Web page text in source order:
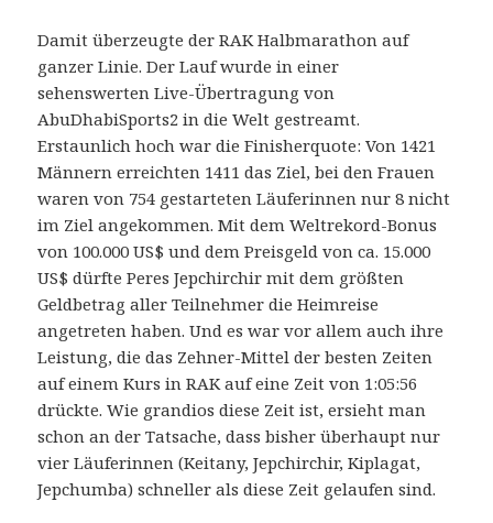
Damit überzeugte der RAK Halbmarathon auf
ganzer Linie. Der Lauf wurde in einer
sehenswerten Live-Übertragung von
AbuDhabiSports2 in die Welt gestreamt.
Erstaunlich hoch war die Finisherquote: Von 1421
Männern erreichten 1411 das Ziel, bei den Frauen
waren von 754 gestarteten Läuferinnen nur 8 nicht
im Ziel angekommen. Mit dem Weltrekord-Bonus
von 100.000 US$ und dem Preisgeld von ca. 15.000
US$ dürfte Peres Jepchirchir mit dem größten
Geldbetrag aller Teilnehmer die Heimreise
angetreten haben. Und es war vor allem auch ihre
Leistung, die das Zehner-Mittel der besten Zeiten
auf einem Kurs in RAK auf eine Zeit von 1:05:56
drückte. Wie grandios diese Zeit ist, ersieht man
schon an der Tatsache, dass bisher überhaupt nur
vier Läuferinnen (Keitany, Jepchirchir, Kiplagat,
Jepchumba) schneller als diese Zeit gelaufen sind.